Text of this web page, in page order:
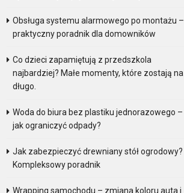
Obsługa systemu alarmowego po montażu –
praktyczny poradnik dla domowników
Co dzieci zapamiętują z przedszkola
najbardziej? Małe momenty, które zostają na
długo.
Woda do biura bez plastiku jednorazowego –
jak ograniczyć odpady?
Jak zabezpieczyć drewniany stół ogrodowy?
Kompleksowy poradnik
Wrapping samochodu – zmiana koloru auta i